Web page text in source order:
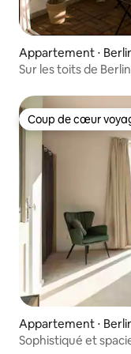
Appartement ⋅
Sur les toits de
Coup de cœur
Coup de cœur
Appartement ⋅
Sophistiqué et